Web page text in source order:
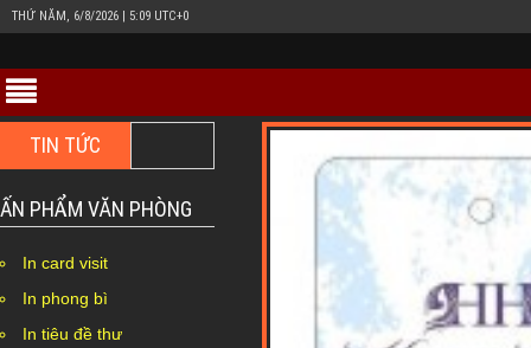
THỨ NĂM, 6/8/2026 | 5:09 UTC+0
TIN TỨC
ẤN PHẨM VĂN PHÒNG
In card visit
In phong bì
In tiêu đề thư